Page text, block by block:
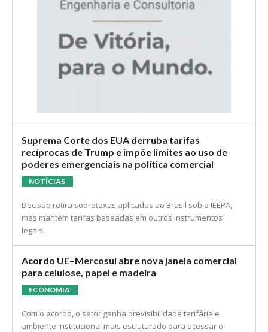
Suprema Corte dos EUA derruba tarifas
recíprocas de Trump e impõe limites ao uso de
poderes emergenciais na política comercial
NOTÍCIAS
Decisão retira sobretaxas aplicadas ao Brasil sob a IEEPA,
mas mantém tarifas baseadas em outros instrumentos
legais.
Acordo UE–Mercosul abre nova janela comercial
para celulose, papel e madeira
ECONOMIA
Com o acordo, o setor ganha previsibilidade tarifária e
ambiente institucional mais estruturado para acessar o